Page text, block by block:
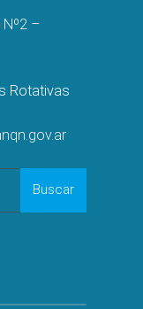
–
Rotativas
Buscar